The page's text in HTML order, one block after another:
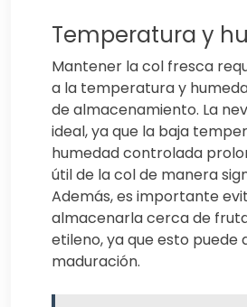
Temperatura y
Mantener la col fresca
a la temperatura y
de almacenamiento. La
ideal, ya que la baja
humedad controlada
útil de la col de manera
Además, es importante
almacenarla cerca de
etileno, ya que esto puede
maduración.